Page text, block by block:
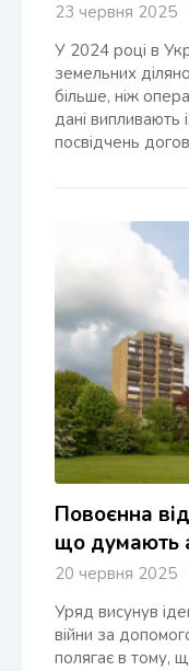
23 червня
У 2024 році в
земельних
більше, ніж
дані випливають
посвідчень
Повоєнна
що думають
20 червня
Уряд висунув
війни за
полягає в тому,